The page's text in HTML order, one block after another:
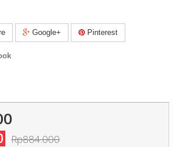
Google+ Pinterest
Rp884.000